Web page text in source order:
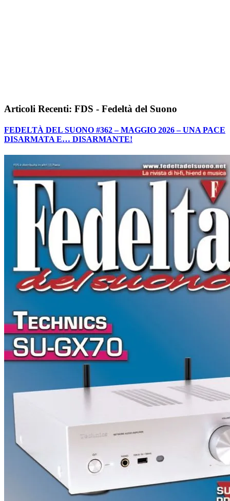
Articoli Recenti: FDS - Fedeltà del Suono
FEDELTÀ DEL SUONO #362 – MAGGIO 2026 – UNA PACE
DISARMATA E… DISARMANTE!